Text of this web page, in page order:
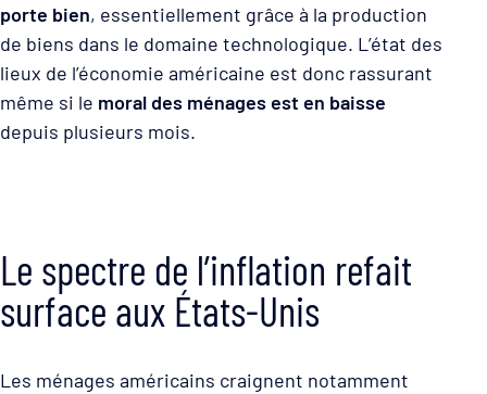
porte bien, essentiellement grâce à la production
de biens dans le domaine technologique. L’état des
lieux de l’économie américaine est donc rassurant
même si le moral des ménages est en baisse
depuis plusieurs mois.
Le spectre de l’inflation refait
surface aux États-Unis
Les ménages américains craignent notamment